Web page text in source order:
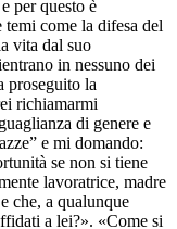
per questo è
come la difesa del
vita dal suo
in nessuno dei
proseguito la
richiamarmi
di genere e
e mi domando:
se non si tiene
lavoratrice, madre
che, a qualunque
a lei?». «Come si